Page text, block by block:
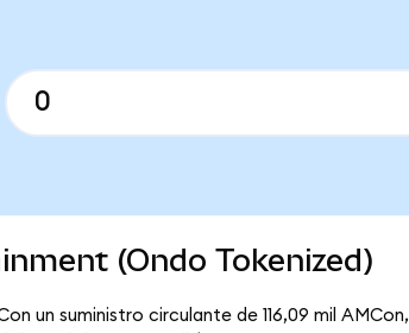
(Ondo Tokenized)
un suministro circulante de 116,09 mil AMCon,